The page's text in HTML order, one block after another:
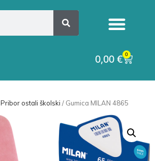
0,00€ 0
Pribor ostali školski / Gumica MILAN 4865